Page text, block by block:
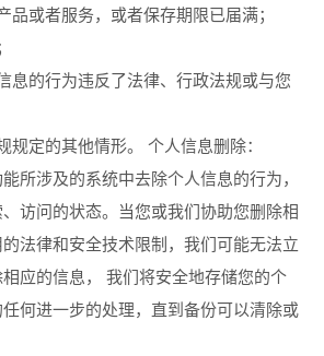
品或者服务，或者保存期限已届满；
息的行为违反了法律、行政法规或与您
规定的其他情形。 个人信息删除：
所涉及的系统中去除个人信息的行为，
访问的状态。当您或我们协助您删除相
法律和安全技术限制，我们可能无法立
应的信息， 我们将安全地存储您的个
何进一步的处理，直到备份可以清除或